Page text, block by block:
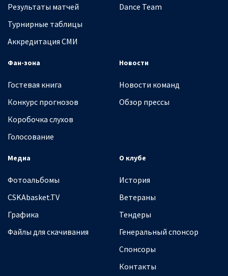
Результаты матчей
Турнирные таблицы
Аккредитация СМИ
Dance Team
Фан-зона
Гостевая книга
Конкурс прогнозов
Коробочка слухов
Голосование
Новости
Новости команд
Обзор прессы
Медиа
Фотоальбомы
CSKAbasket.TV
Графика
Файлы для скачивания
О клубе
История
Ветераны
Тендеры
Генеральный спонсор
Спонсоры
Контакты